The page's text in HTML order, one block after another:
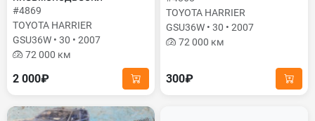
#4869
TOYOTA HARRIER
GSU36W • 30 • 2007
72 000 км
2 000₽
TOYOTA HARRIER
GSU36W • 30 • 2007
72 000 км
300₽